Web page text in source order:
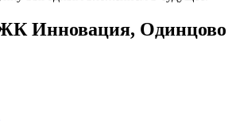
Инновация, Одинцово